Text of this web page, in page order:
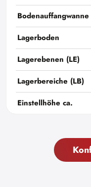
Bodenauffangwanne
Lagerboden
Lagerebenen (LE)
Lagerbereiche (LB)
Einstellhöhe ca.